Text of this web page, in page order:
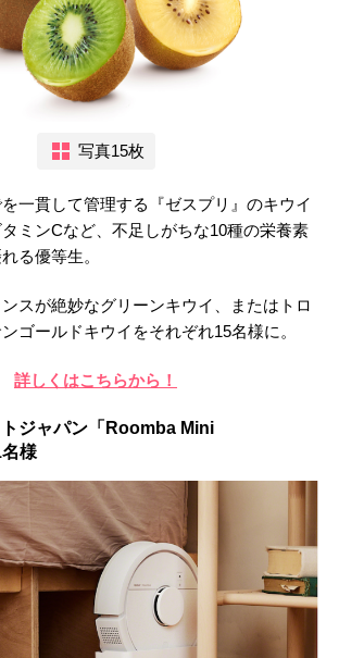
写真15枚
一貫して管理する『ゼスプリ』のキウイ
ミンCなど、不足しがちな10種の栄養素
る優等生。
スが絶妙なグリーンキウイ、またはトロ
ゴールドキウイをそれぞれ15名様に。
詳しくはこちらから！
ジャパン「Roomba Mini
様